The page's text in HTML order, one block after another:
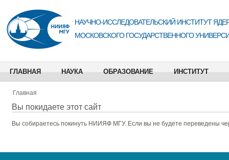
НАУЧНО-ИССЛЕДОВАТЕЛЬСКИЙ ИНСТИТУТ
МОСКОВСКОГО ГОСУДАРСТВЕННОГО
ГЛАВНАЯ НАУКА ОБРАЗОВАНИЕ ИНСТИТУТ
Главная
Вы покидаете этот сайт
Вы собираетесь покинуть НИИЯФ МГУ. Если вы не будете переведены